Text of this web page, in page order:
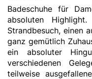
Badeschuhe für
absoluten
Strandbesuch, einen
ganz gemütlich
ein absoluter
verschiedenen
teilweise